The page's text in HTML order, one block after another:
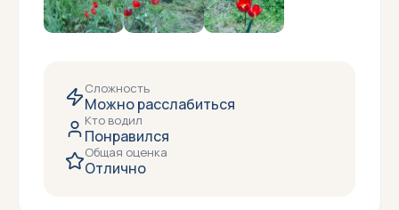
Сложность
Можно расслабиться
Кто водил
Понравился
Общая оценка
Отлично